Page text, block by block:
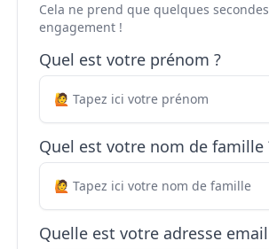
Cela ne prend que quelques
engagement !
Quel est votre prénom ?
Quel est votre nom de famille
Quelle est votre adresse